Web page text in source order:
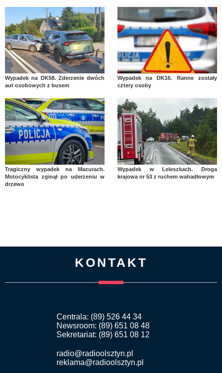
Wypadek na DK58. Zderzenie dwóch
aut osobowych z busem
Wypadek na DK16. Ranne zostały
cztery osoby
Tragiczny wypadek na Mazurach.
Motocyklista zginął po uderzeniu w
drzewo
Wypadek w Leleszkach. Droga
krajowa nr 53 z ruchem wahadłowym
KONTAKT
Centrala: (89) 526 44 34
Newsroom: (89) 651 08 48
Sekretariat: (89) 651 08 12
radio@radioolsztyn.pl
reklama@radioolsztyn.pl